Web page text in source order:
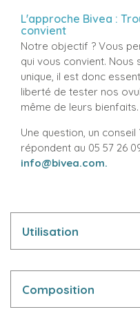
L'approche Bivea :
convient
Notre objectif ? Vous
qui vous convient.
unique, il est donc
liberté de tester nos
même de leurs bienfaits.
Une question, un
répondent au 05 57 26
info@bivea.com.
Utilisation
Composition